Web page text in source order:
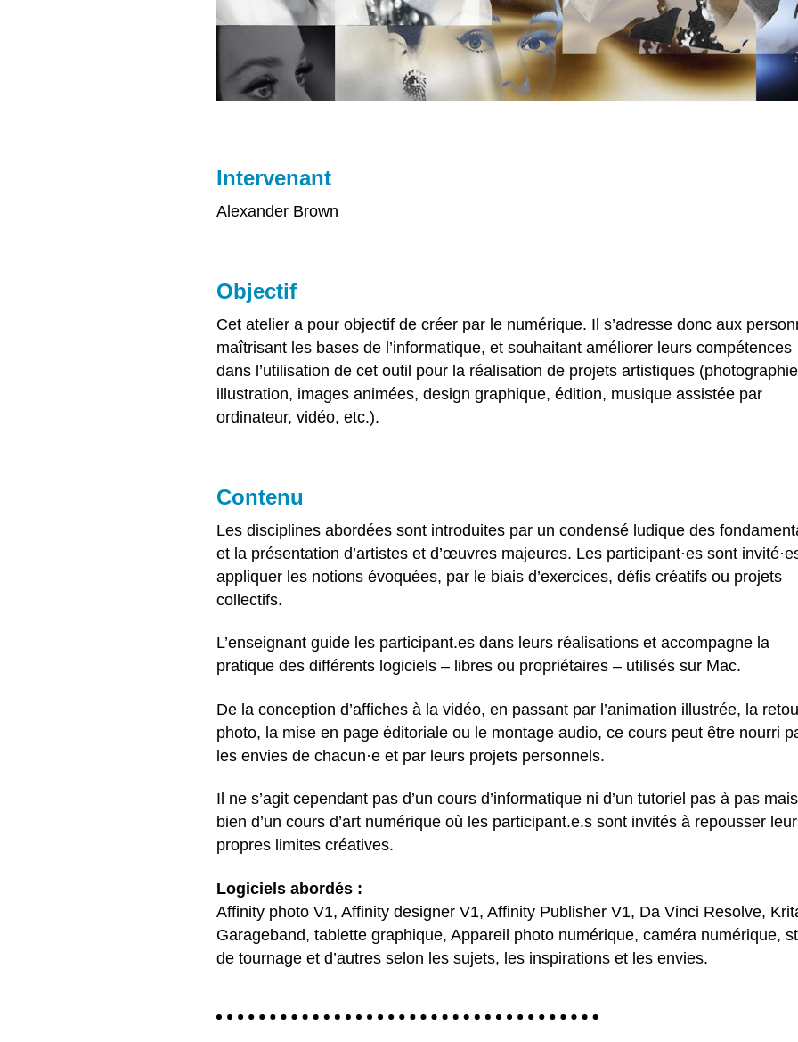
Intervenant
Alexander Brown
Objectif
Cet atelier a pour objectif de créer par le numérique. Il s’adresse donc aux
maîtrisant les bases de l’informatique, et souhaitant améliorer leurs compétences
dans l’utilisation de cet outil pour la réalisation de projets artistiques
illustration, images animées, design graphique, édition, musique assistée par
ordinateur, vidéo, etc.).
Contenu
Les disciplines abordées sont introduites par un condensé ludique des
et la présentation d’artistes et d’œuvres majeures. Les participant·es sont
appliquer les notions évoquées, par le biais d’exercices, défis créatifs ou projets
collectifs.
L’enseignant guide les participant.es dans leurs réalisations et accompagne la
pratique des différents logiciels – libres ou propriétaires – utilisés sur Mac.
De la conception d’affiches à la vidéo, en passant par l’animation illustrée, la
photo, la mise en page éditoriale ou le montage audio, ce cours peut être nourri
les envies de chacun·e et par leurs projets personnels.
Il ne s’agit cependant pas d’un cours d’informatique ni d’un tutoriel pas à pas mais
bien d’un cours d’art numérique où les participant.e.s sont invités à repousser
propres limites créatives.
Logiciels abordés :
Affinity photo V1, Affinity designer V1, Affinity Publisher V1, Da Vinci Resolve,
Garageband, tablette graphique, Appareil photo numérique, caméra numérique,
de tournage et d’autres selon les sujets, les inspirations et les envies.